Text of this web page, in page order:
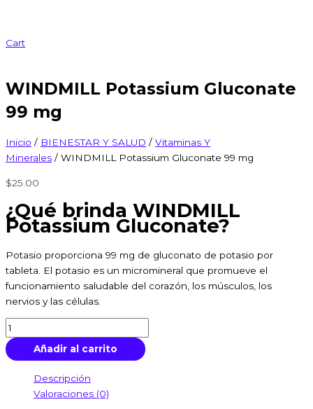
Cart
WINDMILL Potassium Gluconate
99 mg
Inicio / BIENESTAR Y SALUD / Vitaminas Y
Minerales / WINDMILL Potassium Gluconate 99 mg
$25.00
¿Qué brinda WINDMILL
Potassium Gluconate?
Potasio proporciona 99 mg de gluconato de potasio por
tableta. El potasio es un micromineral que promueve el
funcionamiento saludable del corazón, los músculos, los
nervios y las células.
Añadir al carrito
Descripción
Valoraciones (0)